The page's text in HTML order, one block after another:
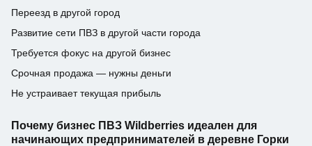
Переезд в другой город
Развитие сети ПВЗ в другой части города
Требуется фокус на другой бизнес
Срочная продажа — нужны деньги
Не устраивает текущая прибыль
Почему бизнес ПВЗ Wildberries идеален для
начинающих предпринимателей в деревне Горки